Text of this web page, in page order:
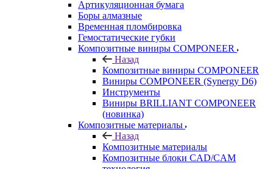
Артикуляционная бумага
Боры алмазные
Временная пломбировка
Гемостатические губки
Композитные виниры COMPONEER
Назад
Композитные виниры COMPONEER
Виниры COMPONEER (Synergy D6)
Инструменты
Виниры BRILLIANT COMPONEER
(новинка)
Композитные материалы
Назад
Композитные материалы
Композитные блоки CAD/СAM